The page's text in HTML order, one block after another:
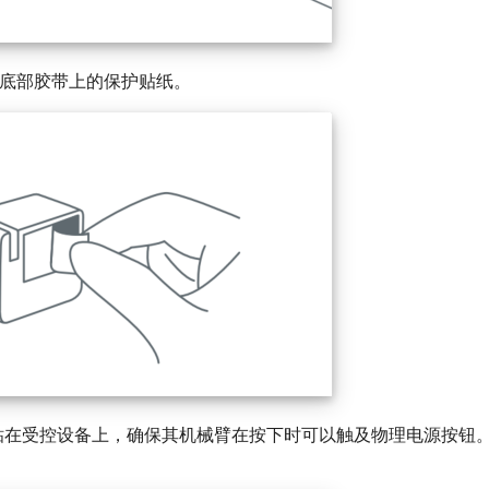
部胶带上的保护贴纸。
受控设备上，确保其机械臂在按下时可以触及物理电源按钮